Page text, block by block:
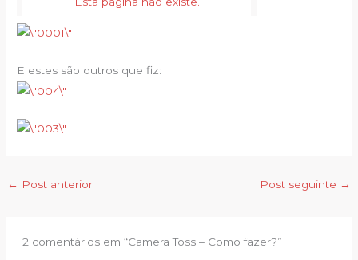
E estes são outros que fiz:
← Post anterior Post seguinte →
2 comentários em “Camera Toss – Como fazer?”